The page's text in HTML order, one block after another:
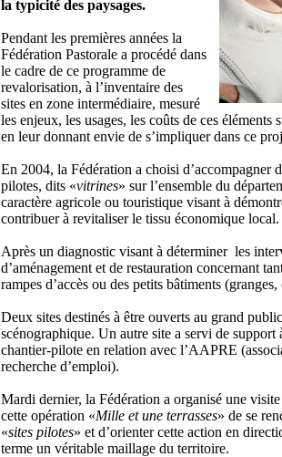
la typicité des paysages.
Pendant les premières années la
Fédération Pastorale a procédé dans
le cadre de ce programme de
revalorisation, à l’inventaire des
sites en zone intermédiaire, mesuré
les enjeux, les usages, les coûts de ces
en leur donnant envie de s’impliquer dans ce
En 2004, la Fédération a choisi d’accompagner
pilotes, dits «vitrines» sur l’ensemble du
caractère agricole ou touristique visant à
contribuer à revitaliser le tissu économique local.
Après un diagnostic visant à déterminer les
d’aménagement et de restauration concernant
rampes d’accès ou des petits bâtiments
Deux sites destinés à être ouverts au grand
scénographique. Un autre site a servi de
chantier-pilote en relation avec l’AAPRE
recherche d’emploi).
Mardi dernier, la Fédération a organisé une
cette opération «Mille et une terrasses» de se
«sites pilotes» et d’orienter cette action en
terme un véritable maillage du territoire.